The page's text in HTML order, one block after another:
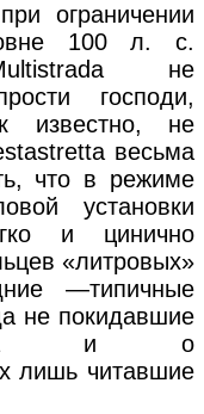
ограничении
100 л. с.
не
господи,
известно, не
весьма
что в режиме
установки
и цинично
«литровых»
—типичные
не покидавшие
и о
лишь читавшие